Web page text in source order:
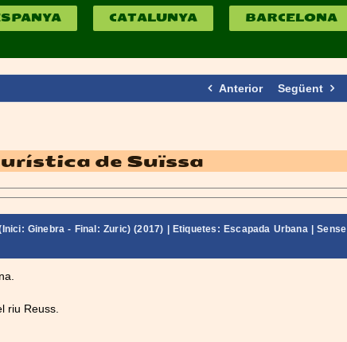
CATALUNYA BARCELONA
Anterior Següent
de Suïssa
Ginebra - Final: Zuric) (2017) | Etiquetes: Escapada Urbana|Sense
riu Reuss.